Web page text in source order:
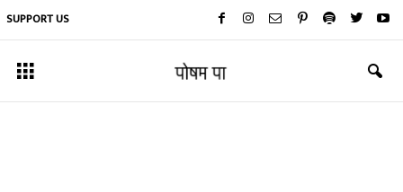
SUPPORT US